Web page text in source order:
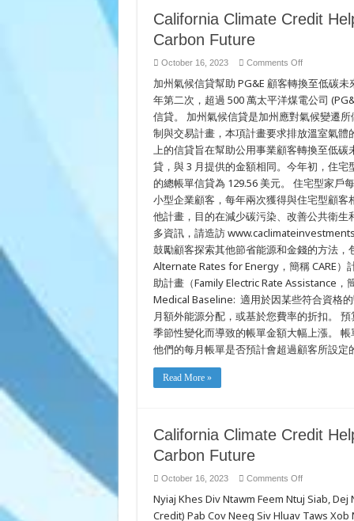
California Climate Credit
Carbon Future
October 16, 2023 Comments Offon
Climate
Credit
Helps
Customers
Transition
to
Low-
Carbon
Future
加州氣候信貸‏幫助 PG&E 顧客轉換至低碳未來 PG&E 住宅型顧客將獲得 38.39 美元的帳單信貸 【屋崙訊】 今
年第二次，超過 500 萬太平洋煤電公司
信貸。 加州氣候信貸是加州應對氣候變遷
制與交易計畫，本項計畫要求排放溫室氣
上的信貸旨在幫助公用事業顧客轉換至低碳
貸，與 3 月提供的金額相同。今年初，住
的總帳單信貸為 129.56 美元。 住宅型家戶
小型企業顧客，每年兩次獲得與住宅型顧
他計畫，目的在減少碳污染、改善公共衛
多資訊，請造訪
鼓勵顧客探索其他節省能源和金錢的方法
Alternate Rates for Energy，簡稱 CARE）
助計畫（Family Electric Rate Assistance，
Medical Baseline: 適用於因某些符合資格
月額外能源分配，或基於您費率的折扣。
季節性變化而導致的帳單金額大幅上漲。
他們的每月帳單是否預計會超過顧客所設
Read More »
California Climate Credit
Carbon Future
October 16, 2023 Comments Offon
Climate
Credit
Helps
Nyiaj Khes Div Ntawm Feem Ntuj Siab,
Credit) Pab Cov Neeg Siv Hluav Taws